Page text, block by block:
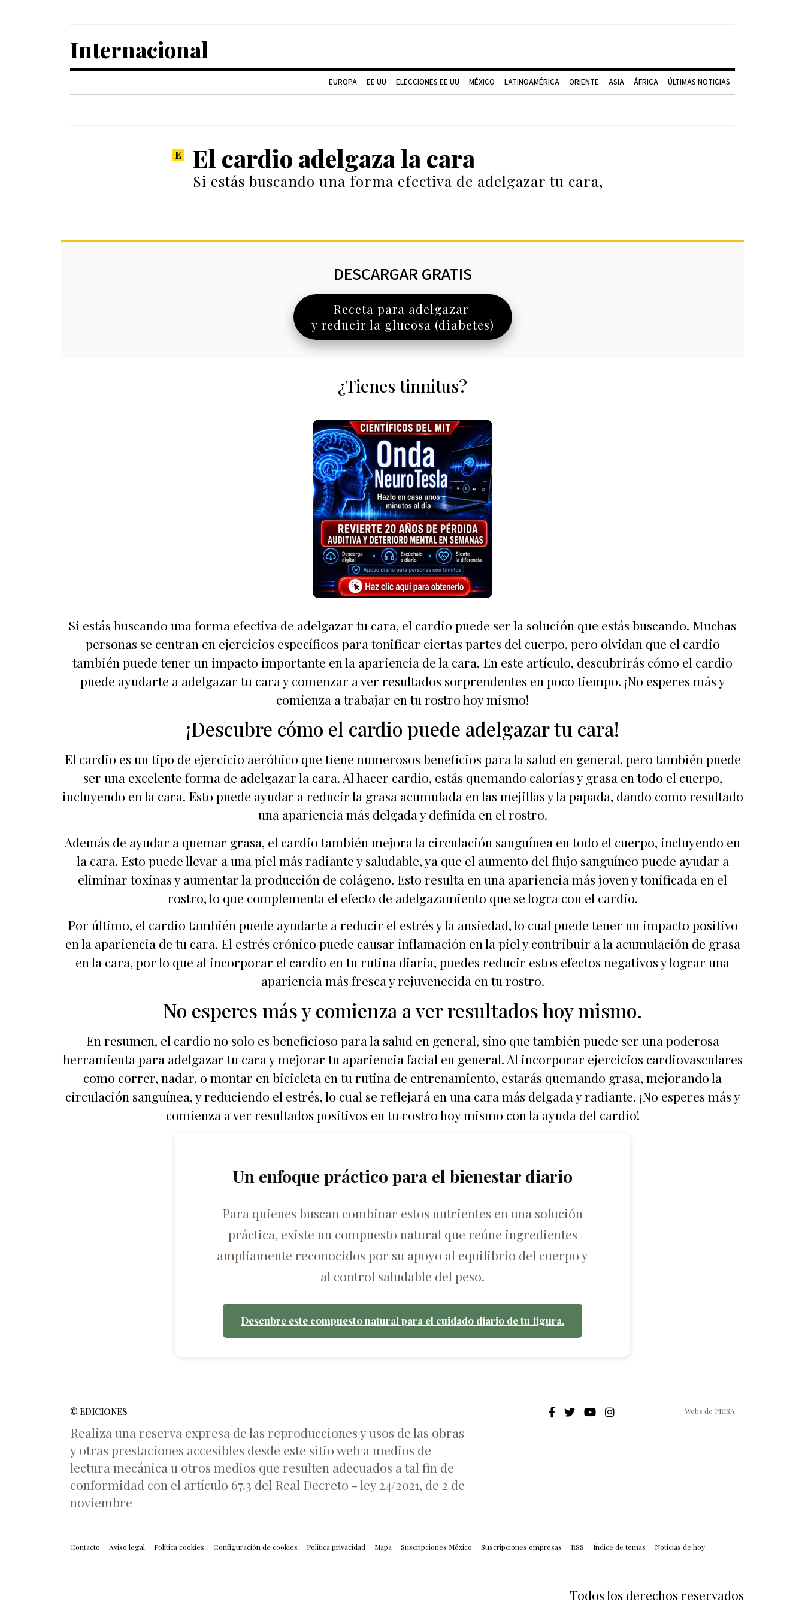
Internacional
EUROPA EE UU ELECCIONES EE UU MÉXICO LATINOAMÉRICA ORIENTE ASIA ÁFRICA ÚLTIMAS NOTICIAS
El cardio adelgaza la cara
Si estás buscando una forma efectiva de adelgazar tu cara,
DESCARGAR GRATIS
Receta para adelgazar
y reducir la glucosa (diabetes)
¿Tienes tinnitus?
Si estás buscando una forma efectiva de adelgazar tu cara, el cardio puede ser la solución que estás buscando. Muchas
personas se centran en ejercicios específicos para tonificar ciertas partes del cuerpo, pero olvidan que el cardio
también puede tener un impacto importante en la apariencia de la cara. En este artículo, descubrirás cómo el cardio
puede ayudarte a adelgazar tu cara y comenzar a ver resultados sorprendentes en poco tiempo. ¡No esperes más y
comienza a trabajar en tu rostro hoy mismo!
¡Descubre cómo el cardio puede adelgazar tu cara!
El cardio es un tipo de ejercicio aeróbico que tiene numerosos beneficios para la salud en general, pero también puede
ser una excelente forma de adelgazar la cara. Al hacer cardio, estás quemando calorías y grasa en todo el cuerpo,
incluyendo en la cara. Esto puede ayudar a reducir la grasa acumulada en las mejillas y la papada, dando como resultado
una apariencia más delgada y definida en el rostro.
Además de ayudar a quemar grasa, el cardio también mejora la circulación sanguínea en todo el cuerpo, incluyendo en
la cara. Esto puede llevar a una piel más radiante y saludable, ya que el aumento del flujo sanguíneo puede ayudar a
eliminar toxinas y aumentar la producción de colágeno. Esto resulta en una apariencia más joven y tonificada en el
rostro, lo que complementa el efecto de adelgazamiento que se logra con el cardio.
Por último, el cardio también puede ayudarte a reducir el estrés y la ansiedad, lo cual puede tener un impacto positivo
en la apariencia de tu cara. El estrés crónico puede causar inflamación en la piel y contribuir a la acumulación de grasa
en la cara, por lo que al incorporar el cardio en tu rutina diaria, puedes reducir estos efectos negativos y lograr una
apariencia más fresca y rejuvenecida en tu rostro.
No esperes más y comienza a ver resultados hoy mismo.
En resumen, el cardio no solo es beneficioso para la salud en general, sino que también puede ser una poderosa
herramienta para adelgazar tu cara y mejorar tu apariencia facial en general. Al incorporar ejercicios cardiovasculares
como correr, nadar, o montar en bicicleta en tu rutina de entrenamiento, estarás quemando grasa, mejorando la
circulación sanguínea, y reduciendo el estrés, lo cual se reflejará en una cara más delgada y radiante. ¡No esperes más y
comienza a ver resultados positivos en tu rostro hoy mismo con la ayuda del cardio!
Un enfoque práctico para el bienestar diario
Para quienes buscan combinar estos nutrientes en una solución
práctica, existe un compuesto natural que reúne ingredientes
ampliamente reconocidos por su apoyo al equilibrio del cuerpo y
al control saludable del peso.
Descubre este compuesto natural para el cuidado diario de tu figura.
© EDICIONES
Realiza una reserva expresa de las reproducciones y usos de las obras
y otras prestaciones accesibles desde este sitio web a medios de
lectura mecánica u otros medios que resulten adecuados a tal fin de
conformidad con el artículo 67.3 del Real Decreto - ley 24/2021, de 2 de
noviembre
Webs de PRISA
Contacto Aviso legal Política cookies Configuración de cookies Política privacidad Mapa Suscripciones México Suscripciones empresas RSS Índice de temas Noticias de hoy
Todos los derechos reservados